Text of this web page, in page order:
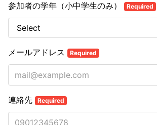
参加者の学年（小中学生のみ） Required
メールアドレス Required
連絡先 Required